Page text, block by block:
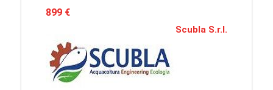
899 €
Scubla S.r.l.